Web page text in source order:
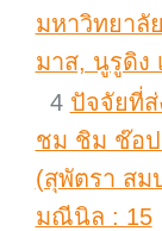
มหาวิทยาลั
มาส, นูรูดิง
4 ปัจจัยที่
ชม ชิม ช๊อป
(สุพัตรา สม
มณีนิล : 15